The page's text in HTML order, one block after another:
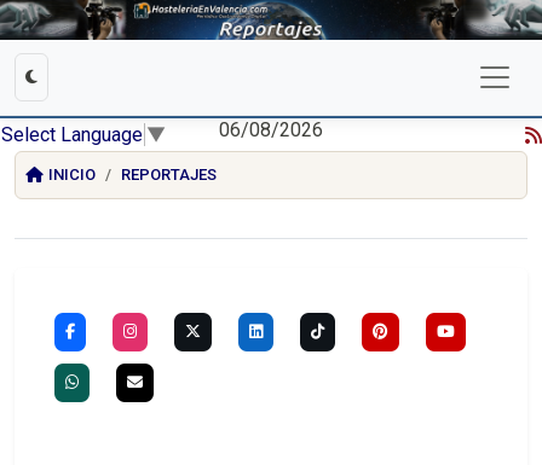
Select Language ▼ 06/08/2026
INICIO REPORTAJES